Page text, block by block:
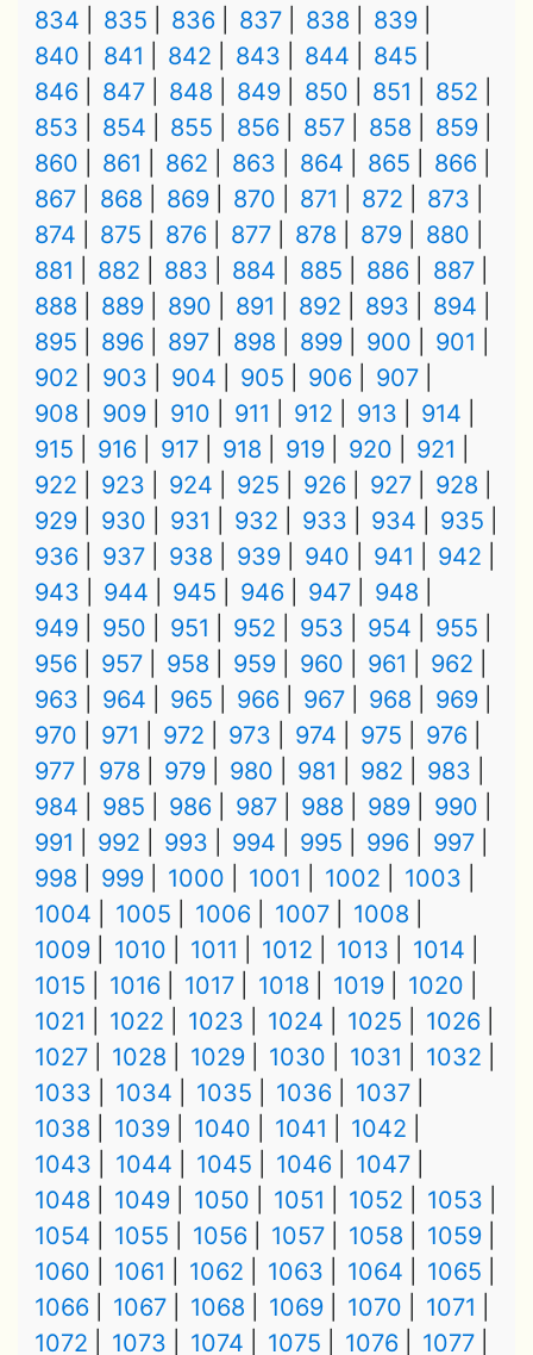
834
835 836 837 838
839
840
841 842 843 844
845
846
847 848 849 850 851
852
853
854 855 856 857 858
859
860
861 862 863 864 865
866
867
868 869 870 871 872
873
874
875 876 877 878 879
880
881
882 883 884 885 886
887
888
889 890 891 892 893
894
895
896 897 898 899 900
901
902
903 904 905 906
907
908
909 910 911 912 913
914
915
916 917 918 919 920
921
922
923 924 925 926 927
928
929
930 931 932 933 934
935
936
937 938 939 940 941
942
943
944 945 946 947
948
949
950 951 952 953 954
955
956
957 958 959 960 961
962
963
964 965 966 967 968
969
970
971 972 973 974 975
976
977
978 979 980 981 982
983
984
985 986 987 988 989
990
991
992 993 994 995 996
997
998
999 1000 1001 1002
1003
1004
1005 1006 1007
1008
1009
1010 1011 1012 1013
1014
1015
1016 1017 1018 1019
1020
1021
1022 1023 1024 1025
1026
1027
1028 1029 1030 1031
1032
1033
1034 1035 1036
1037
1038
1039 1040 1041
1042
1043
1044 1045 1046
1047
1048
1049 1050 1051 1052
1053
1054
1055 1056 1057 1058
1059
1060
1061 1062 1063 1064
1065
1066
1067 1068 1069 1070
1071
1072
1073 1074 1075 1076 1077